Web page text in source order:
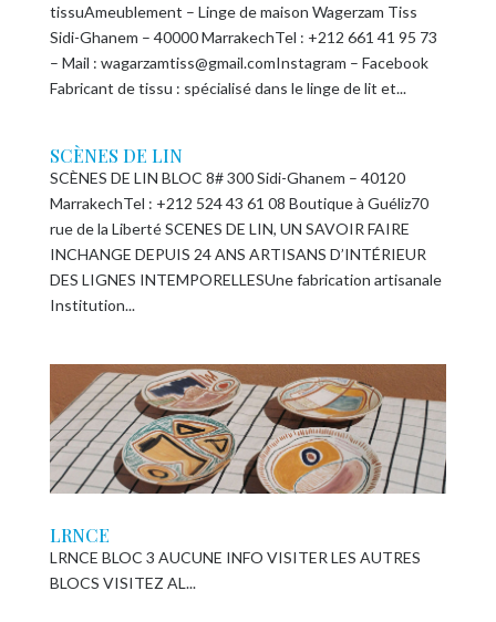
tissuAmeublement – Linge de maison Wagerzam Tiss
Sidi-Ghanem – 40000 MarrakechTel : +212 661 41 95 73
– Mail : wagarzamtiss@gmail.comInstagram – Facebook
Fabricant de tissu : spécialisé dans le linge de lit et...
SCÈNES DE LIN
SCÈNES DE LIN BLOC 8# 300 Sidi-Ghanem – 40120
MarrakechTel : +212 524 43 61 08 Boutique à Guéliz70
rue de la Liberté SCENES DE LIN, UN SAVOIR FAIRE
INCHANGE DEPUIS 24 ANS ARTISANS D’INTÉRIEUR
DES LIGNES INTEMPORELLESUne fabrication artisanale
Institution...
LRNCE
LRNCE BLOC 3 AUCUNE INFO VISITER LES AUTRES
BLOCS VISITEZ AL...